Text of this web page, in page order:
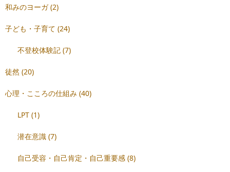
和みのヨーガ(2)
子ども・子育て (24)
不登校体験記(7)
徒然 (20)
心理・こころの仕組み (40)
LPT(1)
潜在意識(7)
自己受容・自己肯定・自己重要感(8)